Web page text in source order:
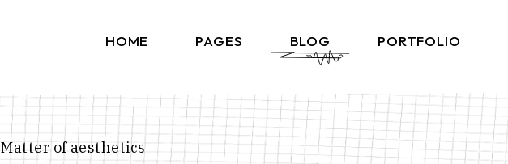
HOME
Main Home
Portfolio Gallery
PAGES
About Me
About Us
BLOG
Right Sidebar List
Left Sidebar List
PORTFOLIO
Matter of aesthetics